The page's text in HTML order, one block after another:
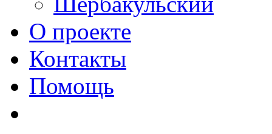
О проекте
Контакты
Помощь